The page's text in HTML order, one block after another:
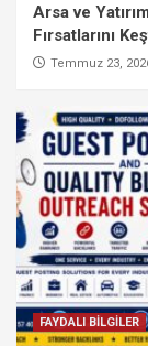
Arsa ve
Fırsatlarını
Temmuz 23,
FAYDALI BİLGİLER